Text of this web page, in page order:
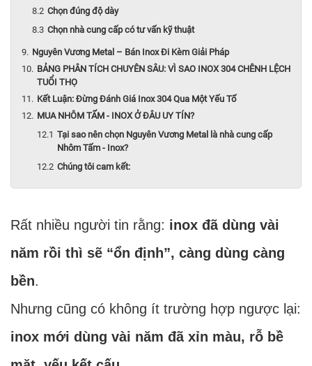
Chọn đúng độ dày
Chọn nhà cung cấp có tư vấn kỹ thuật
Nguyên Vương Metal – Bán Inox Đi Kèm Giải Pháp
BẢNG PHÂN TÍCH CHUYÊN SÂU: VÌ SAO INOX 304 CHÊNH LỆCH
TUỔI THỌ
Kết Luận: Đừng Đánh Giá Inox 304 Qua Một Yếu Tố
MUA NHÔM TẤM - INOX Ở ĐÂU UY TÍN?
Tại sao nên chọn Nguyên Vương Metal là nhà cung cấp
Nhôm Tấm - Inox?
Chúng tôi cam kết:
Rất nhiều người tin rằng: inox đã dùng vài
năm rồi thì sẽ “ổn định”, càng dùng càng
bền.
Nhưng cũng có không ít trường hợp ngược lại:
inox mới dùng vài năm đã xỉn màu, rỗ bề